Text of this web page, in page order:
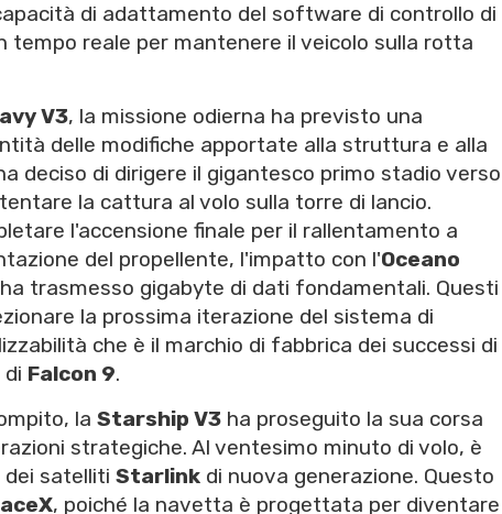
di adattamento del software di controllo di
tempo reale per mantenere il veicolo sulla rotta
V3, la missione odierna ha previsto una
delle modifiche apportate alla struttura e alla
deciso di dirigere il gigantesco primo stadio verso
la cattura al volo sulla torre di lancio.
l'accensione finale per il rallentamento a
del propellente, l'impatto con l'Oceano
trasmesso gigabyte di dati fondamentali. Questi
la prossima iterazione del sistema di
che è il marchio di fabbrica dei successi di
Falcon 9.
la Starship V3 ha proseguito la sua corsa
strategiche. Al ventesimo minuto di volo, è
dei satelliti Starlink di nuova generazione. Questo
, poiché la navetta è progettata per diventare